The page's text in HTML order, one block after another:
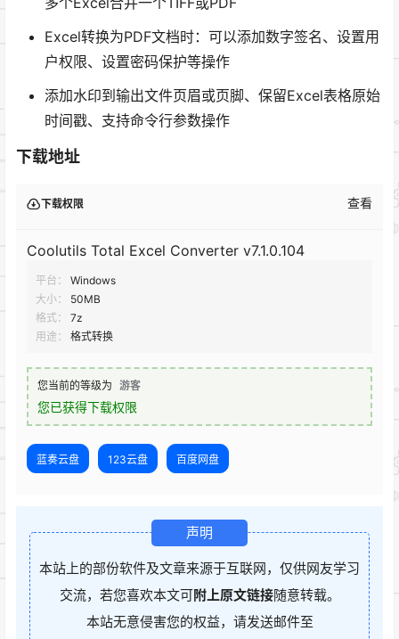
Excel转换为PDF文档时：可以添加数字签名、设置用
户权限、设置密码保护等操作
添加水印到输出文件页眉或页脚、保留Excel表格原始
时间戳、支持命令行参数操作
下载地址
下载权限 查看
Coolutils Total Excel Converter v7.1.0.104
平台：
Windows
大小：
50MB
格式：
7z
用途：
格式转换
您当前的等级为 游客
您已获得下载权限
蓝奏云盘 123云盘 百度网盘
声明
本站上的部份软件及文章来源于互联网，仅供网友学习
交流，若您喜欢本文可附上原文链接随意转载。
本站无意侵害您的权益，请发送邮件至